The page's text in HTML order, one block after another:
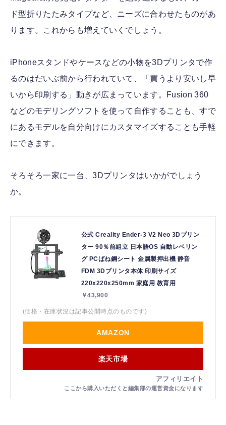
ド型折りたたみタイプなど、ニーズに合わせたものがあ
ります。これからも増えていくでしょう。
iPhoneスタンドやケースなどの小物を3Dプリンタで作
るのはだいぶ前から行われていて、「買うより安いし早
いから印刷する」動きが広まっています。Fusion 360
などのモデリングソフトを使って自作することも、すで
にあるモデルを自分向けにカスタマイズすることも手軽
にできます。
そろそろ一家に一台、3Dプリンタはいかがでしょう
か。
公式 Creality Ender-3 V2 Neo 3Dプリン
ター 90％前組立 日本語OS 自動レベリン
グ PCばね鋼シート 金属製押出機 静音
FDM 3Dプリンタ本体 印刷サイズ
220x220x250mm 家庭用 教育用
￥43,900
(価格・在庫状況は記事公開時点のものです)
AMAZON
楽天市場